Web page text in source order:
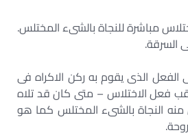
مباشرة للنجاة بالشىء المختلس.
السرقة.
الذى يقوم به ركن الاكراه فى
فعل الاختلاس – متى كان قد تلاه
النجاة بالشىء المختلس كما هو